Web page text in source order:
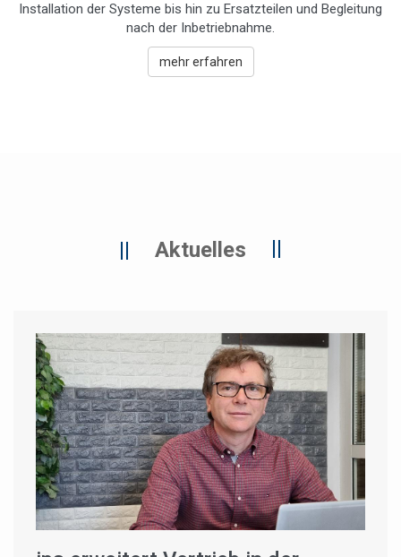
Installation der Systeme bis hin zu Ersatzteilen und Begleitung
nach der Inbetriebnahme.
mehr erfahren
Aktuelles